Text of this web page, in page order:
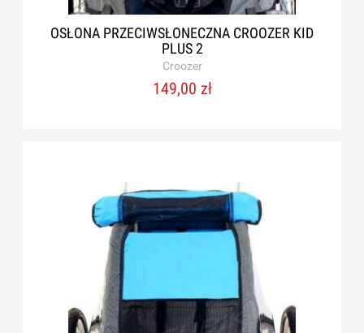
OSŁONA PRZECIWSŁONECZNA CROOZER KID
PLUS 2
Croozer
149,00 zł